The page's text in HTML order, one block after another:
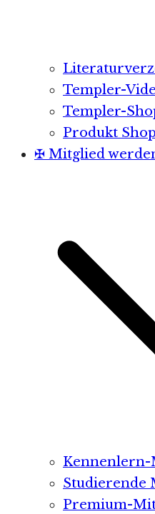
Templer-
Templer-
Produkt Shop
✠ Mitglied
Kennenlern-
Studierende
Premium-